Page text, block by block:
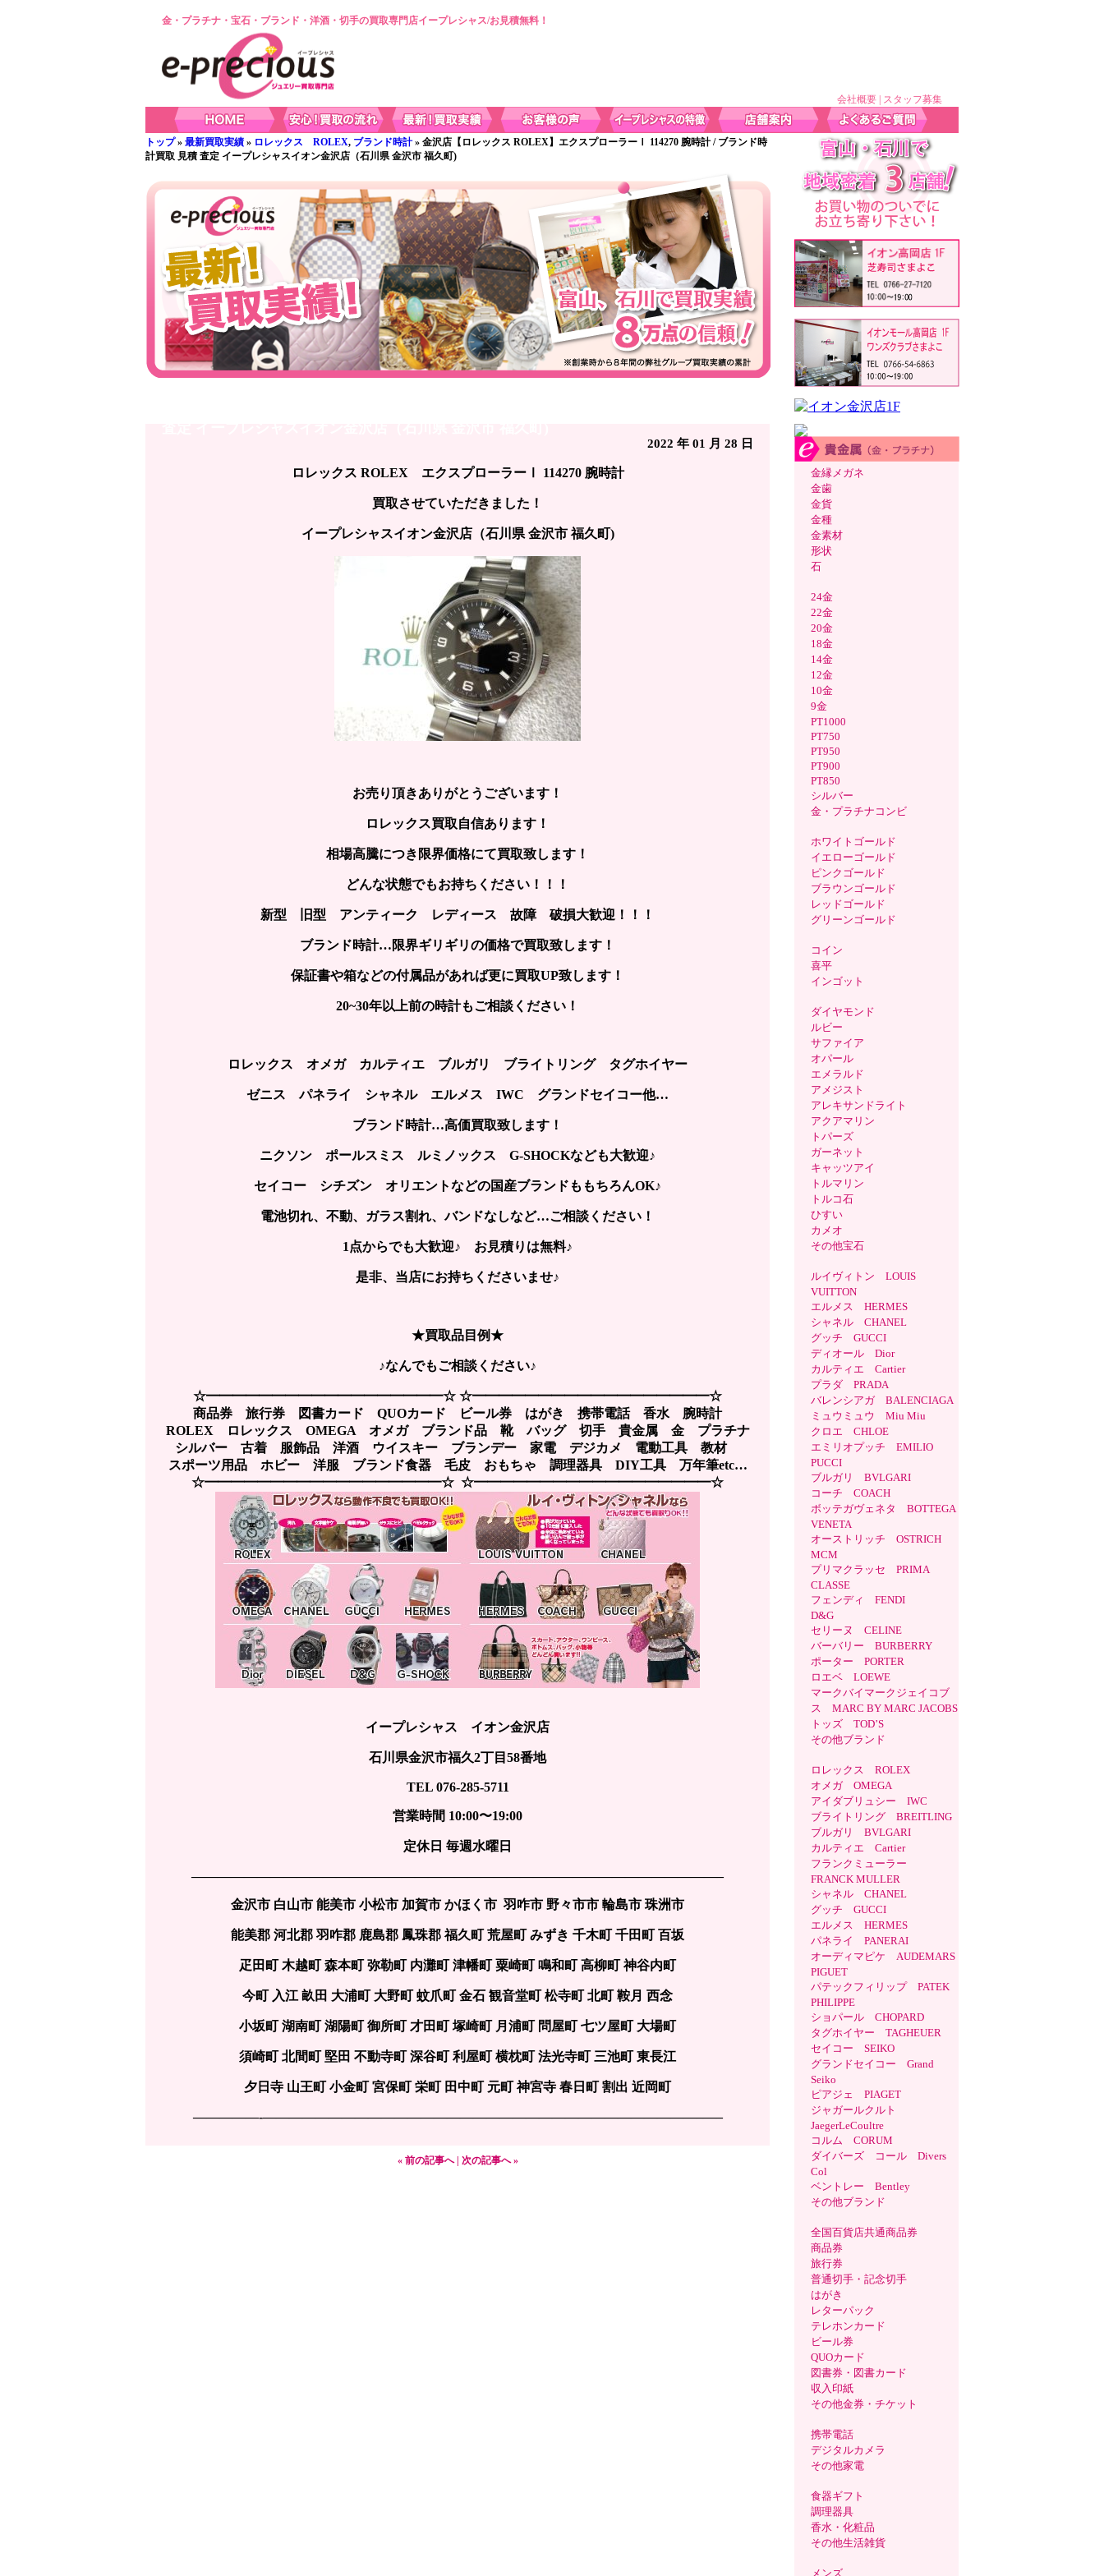
金・プラチナ・宝石・ブランド・洋酒・切手の買取専門店イープレシャス/お見積無料！
会社概要 スタッフ募集
トップ» 最新買取実績 » ロレックス ROLEX, ブランド時計» 金沢店【ロレックス ROLEX】エクスプローラーⅠ 114270 腕時計 / ブランド時
計買取 見積 査定 イープレシャスイオン金沢店（石川県 金沢市 福久町)
2022 年 01 月 28 日
ロレックス ROLEX エクスプローラーⅠ 114270 腕時計
買取させていただきました！
イープレシャスイオン金沢店（石川県 金沢市 福久町)
お売り頂きありがとうございます！
ロレックス買取自信あります！
相場高騰につき限界価格にて買取致します！
どんな状態でもお持ちください！！！
新型 旧型 アンティーク レディース 故障 破損大歓迎！！！
ブランド時計…限界ギリギリの価格で買取致します！
保証書や箱などの付属品があれば更に買取UP致します！
20~30年以上前の時計もご相談ください！
ロレックス オメガ カルティエ ブルガリ ブライトリング タグホイヤー
ゼニス パネライ シャネル エルメス IWC グランドセイコー他…
ブランド時計…高価買取致します！
ニクソン ポールスミス ルミノックス G-SHOCKなども大歓迎♪
セイコー シチズン オリエントなどの国産ブランドももちろんOK♪
電池切れ、不動、ガラス割れ、バンドなしなど…ご相談ください！
1点からでも大歓迎♪ お見積りは無料♪
是非、当店にお持ちくださいませ♪
★買取品目例★
♪なんでもご相談ください♪
☆━━━━━━━━━━━━━━━━━━☆ ☆━━━━━━━━━━━━━━━━━━☆
商品券 旅行券 図書カード QUOカード ビール券 はがき 携帯電話 香水 腕時計
ROLEX ロレックス OMEGA オメガ ブランド品 靴 バッグ 切手 貴金属 金 プラチナ
シルバー 古着 服飾品 洋酒 ウイスキー ブランデー 家電 デジカメ 電動工具 教材
スポーツ用品 ホビー 洋服 ブランド食器 毛皮 おもちゃ 調理器具 DIY工具 万年筆etc…
☆━━━━━━━━━━━━━━━━━━☆ ☆━━━━━━━━━━━━━━━━━━☆
イープレシャス イオン金沢店
石川県金沢市福久2丁目58番地
TEL 076-285-5711
営業時間 10:00〜19:00
定休日 毎週水曜日
————————————————————————————————————————–
金沢市 白山市 能美市 小松市 加賀市 かほく市 羽咋市 野々市市 輪島市 珠洲市
能美郡 河北郡 羽咋郡 鹿島郡 鳳珠郡 福久町 荒屋町 みずき 千木町 千田町 百坂
疋田町 木越町 森本町 弥勒町 内灘町 津幡町 粟崎町 鳴和町 高柳町 神谷内町
今町 入江 畝田 大浦町 大野町 蚊爪町 金石 観音堂町 松寺町 北町 鞍月 西念
小坂町 湖南町 湖陽町 御所町 才田町 塚崎町 月浦町 問屋町 七ツ屋町 大場町
須崎町 北間町 堅田 不動寺町 深谷町 利屋町 横枕町 法光寺町 三池町 東長江
夕日寺 山王町 小金町 宮保町 栄町 田中町 元町 神宮寺 春日町 割出 近岡町
—————-—————————————————————————————————–—–
« 前の記事へ| 次の記事へ »
金縁メガネ
金歯
金貨
金種
金素材
形状
石
24金
22金
20金
18金
14金
12金
10金
9金
PT1000
PT750
PT950
PT900
PT850
シルバー
金・プラチナコンビ
ホワイトゴールド
イエローゴールド
ピンクゴールド
ブラウンゴールド
レッドゴールド
グリーンゴールド
コイン
喜平
インゴット
ダイヤモンド
ルビー
サファイア
オパール
エメラルド
アメジスト
アレキサンドライト
アクアマリン
トパーズ
ガーネット
キャッツアイ
トルマリン
トルコ石
ひすい
カメオ
その他宝石
ルイヴィトン LOUIS
VUITTON
エルメス HERMES
シャネル CHANEL
グッチ GUCCI
ディオール Dior
カルティエ Cartier
プラダ PRADA
バレンシアガ BALENCIAGA
ミュウミュウ Miu Miu
クロエ CHLOE
エミリオプッチ EMILIO
PUCCI
ブルガリ BVLGARI
コーチ COACH
ボッテガヴェネタ BOTTEGA
VENETA
オーストリッチ OSTRICH
MCM
プリマクラッセ PRIMA
CLASSE
フェンディ FENDI
D&G
セリーヌ CELINE
バーバリー BURBERRY
ポーター PORTER
ロエベ LOEWE
マークバイマークジェイコブ
ス MARC BY MARC JACOBS
トッズ TOD’S
その他ブランド
ロレックス ROLEX
オメガ OMEGA
アイダブリュシー IWC
ブライトリング BREITLING
ブルガリ BVLGARI
カルティエ Cartier
フランクミューラー
FRANCK MULLER
シャネル CHANEL
グッチ GUCCI
エルメス HERMES
パネライ PANERAI
オーディマピケ AUDEMARS
PIGUET
パテックフィリップ PATEK
PHILIPPE
ショパール CHOPARD
タグホイヤー TAGHEUER
セイコー SEIKO
グランドセイコー Grand
Seiko
ピアジェ PIAGET
ジャガールクルト
JaegerLeCoultre
コルム CORUM
ダイバーズ コール Divers
Col
ベントレー Bentley
その他ブランド
全国百貨店共通商品券
商品券
旅行券
普通切手・記念切手
はがき
レターパック
テレホンカード
ビール券
QUOカード
図書券・図書カード
収入印紙
その他金券・チケット
携帯電話
デジタルカメラ
その他家電
食器ギフト
調理器具
香水・化粧品
その他生活雑貨
メンズ